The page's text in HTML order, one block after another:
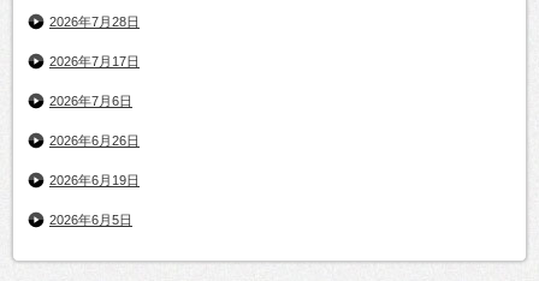
2026年7月28日
2026年7月17日
2026年7月6日
2026年6月26日
2026年6月19日
2026年6月5日